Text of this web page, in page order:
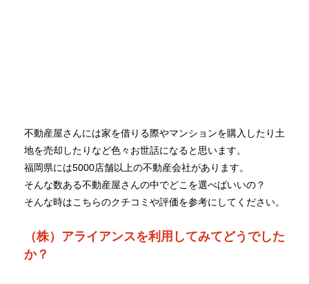
不動産屋さんには家を借りる際やマンションを購入したり土
地を売却したりなど色々お世話になると思います。
福岡県には5000店舗以上の不動産会社があります。
そんな数ある不動産屋さんの中でどこを選べばいいの？
そんな時はこちらのクチコミや評価を参考にしてください。
（株）アライアンスを利用してみてどうでした
か？